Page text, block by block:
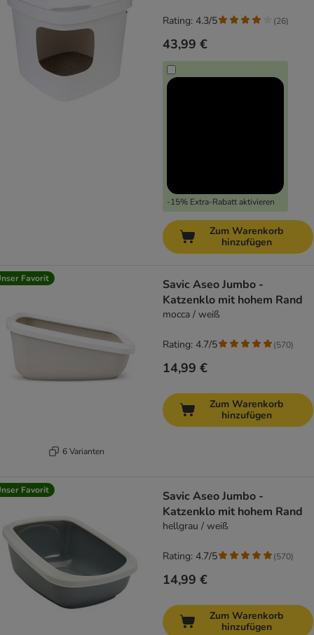
43,99 €
-15% Extra-Rabatt aktivieren
Rating: 4.3/5 (26)
Zum Warenkorb
hinzufügen
Favorit
6 Varianten
Savic Aseo Jumbo -
Katzenklo mit hohem Rand
mocca / weiß
14,99 €
Rating: 4.7/5 (570)
Zum Warenkorb
hinzufügen
Favorit
Savic Aseo Jumbo -
Katzenklo mit hohem Rand
hellgrau / weiß
14,99 €
Rating: 4.7/5 (570)
Zum Warenkorb
hinzufügen